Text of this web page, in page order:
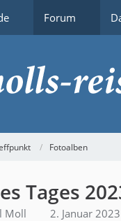
Forum
Fotoalben
Tages
Moll
2. Januar